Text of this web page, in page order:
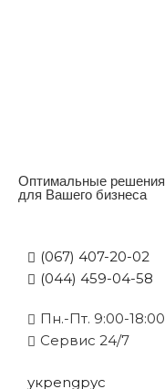
Оптимальные решения
для Вашего бизнеса
(067) 407-20-02
(044) 459-04-58
Пн.-Пт. 9:00-18:00
Cервис 24/7
укрengрус